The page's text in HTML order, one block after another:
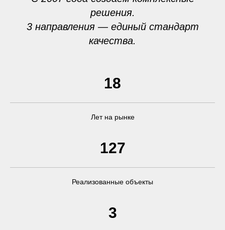
решения.
3 направления — единый стандарт
качества.
18
Лет на рынке
127
Реализованные объекты
3